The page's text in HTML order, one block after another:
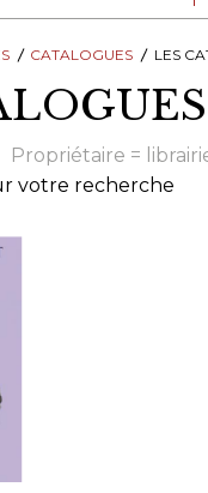
DE LA LILA
DE LA LILA
LIBRAIRES DE LA
CATALOGUES
RECHERCHE DE
CATALOGUES LES
Propriétaire =
votre recherche